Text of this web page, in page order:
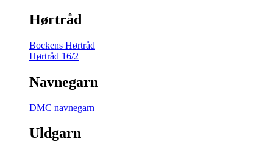
Hørtråd
Bockens Hørtråd
Hørtråd 16/2
Navnegarn
DMC navnegarn
Uldgarn